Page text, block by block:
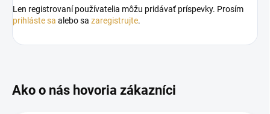
Len registrovaní používatelia môžu pridávať príspevky. Prosím
prihláste sa alebo sa zaregistrujte.